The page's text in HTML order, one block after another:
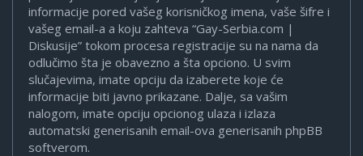
informacije pored vašeg korisničkog imena, vaše šifre i
vašeg email-a a koju zahteva “Gay-Serbia.com |
Diskusije” tokom procesa registracije su na nama da
odlučimo šta je obavezno a šta opciono. U svim
slučajevima, imate opciju da izaberete koje će
informacije biti javno prikazane. Dalje, sa vašim
nalogom, imate opciju opcionog ulaza i izlaza
automatski generisanih email-ova generisanih phpBB
softverom.